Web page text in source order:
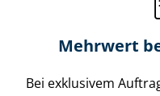
Mehrwert
Bei exklusivem